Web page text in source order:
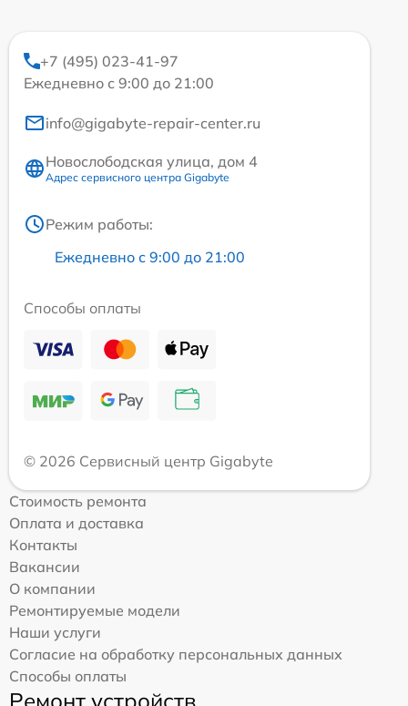
+7 (495) 023-41-97
Ежедневно с 9:00 до 21:00
info@gigabyte-repair-center.ru
Новослободская улица, дом 4
Адрес сервисного центра Gigabyte
Режим работы:
Ежедневно с 9:00 до 21:00
Способы оплаты
© 2026 Сервисный центр Gigabyte
Стоимость ремонта
Оплата и доставка
Контакты
Вакансии
О компании
Ремонтируемые модели
Наши услуги
Согласие на обработку персональных данных
Способы оплаты